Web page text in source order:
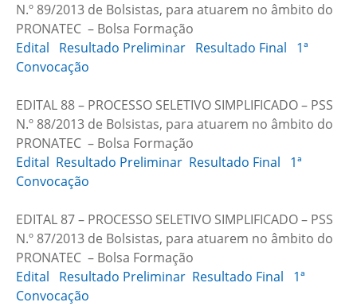
N.º 89/2013 de Bolsistas, para atuarem no âmbito do
PRONATEC – Bolsa Formação
Edital
Resultado Preliminar Resultado Final
1ª
Convocação
EDITAL 88 – PROCESSO SELETIVO SIMPLIFICADO – PSS
N.º 88/2013 de Bolsistas, para atuarem no âmbito do
PRONATEC – Bolsa Formação
Edital Resultado Preliminar Resultado Final
1ª
Convocação
EDITAL 87 – PROCESSO SELETIVO SIMPLIFICADO – PSS
N.º 87/2013 de Bolsistas, para atuarem no âmbito do
PRONATEC – Bolsa Formação
Edital
Resultado Preliminar Resultado Final
1ª
Convocação